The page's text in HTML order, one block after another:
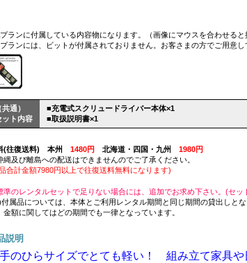
ランに付属している内容物になります。（画像にマウスを合わせると
ランには、ビットが付属されておりません。お客さまの方でご用意し
共通）
ット内容
■充電式スクリュードライバー本体×1
■取扱説明書×1
(往復送料) 本州1480円 北海道・四国・九州1980円
及び離島への配送はできませんのでご了承ください。
合計金額7980円以上で往復送料無料になります)
のレンタルセットで足りない場合には、追加でお求め下さい。(セッ
属品については、本体とご利用レンタル期間と同じ期間の貸出しとな
金額に関してはどの期間でも一律となっています。
説明
のひらサイズでとても軽い！ 組み立て家具や